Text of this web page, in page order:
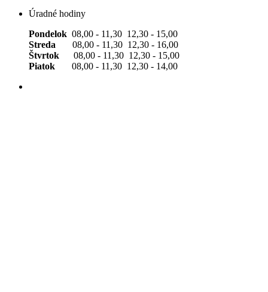
Úradné hodiny
Pondelok 08,00 - 11,30 12,30 - 15,00
Streda 08,00 - 11,30 12,30 - 16,00
Štvrtok 08,00 - 11,30 12,30 - 15,00
Piatok 08,00 - 11,30 12,30 - 14,00